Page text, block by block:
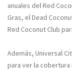
anuales del Red
Gras, el Dead
Red Coconut Club
Además, Universal
para ver la cobertura